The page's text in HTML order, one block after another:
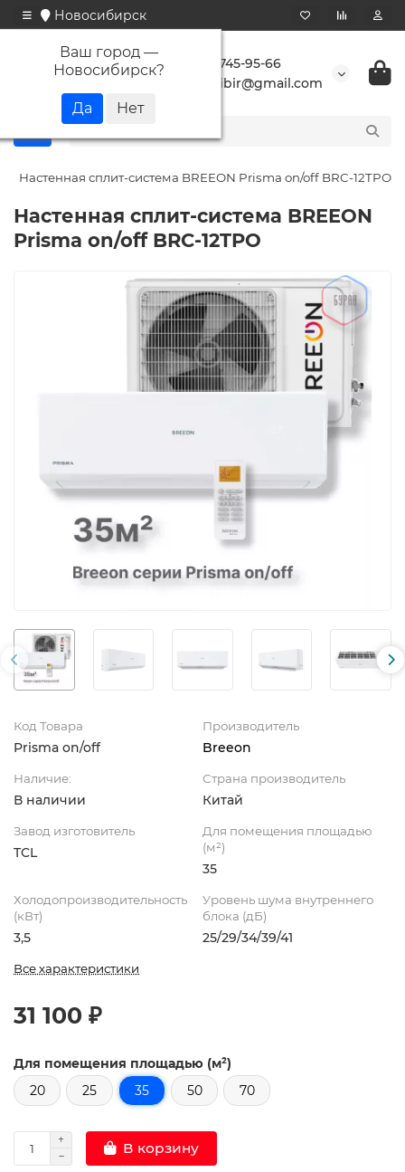
Новосибирск
Ваш город —
Новосибирск?
+7 923 745-95-66
buransibir@gmail.com
Настенная сплит-система BREEON Prisma on/off BRC-12TPO
Настенная сплит-система BREEON
Prisma on/off BRC-12TPO
Код Товара
Prisma on/off
Производитель
Breeon
Наличие:
В наличии
Страна производитель
Китай
Завод изготовитель
TCL
Для помещения площадью
(м²)
35
Холодопроизводительность
(кВт)
3,5
Уровень шума внутреннего
блока (дБ)
25/29/34/39/41
Все характеристики
31 100 ₽
Для помещения площадью (м²)
20
25 35 50 70
В корзину